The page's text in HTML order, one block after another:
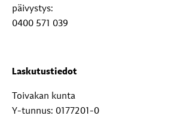
päivystys:
0400 571 039
Laskutustiedot
Toivakan kunta
Y-tunnus: 0177201-0